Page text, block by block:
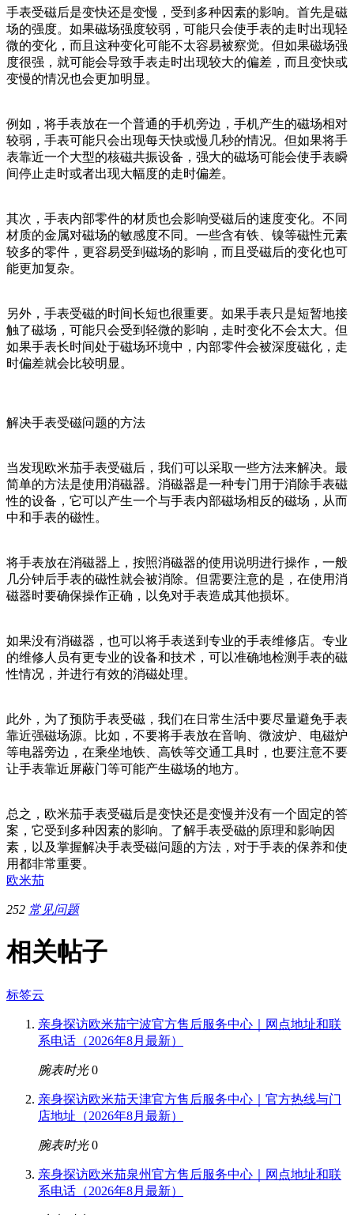
手表受磁后是变快还是变慢，受到多种因素的影响。首先是磁
场的强度。如果磁场强度较弱，可能只会使手表的走时出现轻
微的变化，而且这种变化可能不太容易被察觉。但如果磁场强
度很强，就可能会导致手表走时出现较大的偏差，而且变快或
变慢的情况也会更加明显。
例如，将手表放在一个普通的手机旁边，手机产生的磁场相对
较弱，手表可能只会出现每天快或慢几秒的情况。但如果将手
表靠近一个大型的核磁共振设备，强大的磁场可能会使手表瞬
间停止走时或者出现大幅度的走时偏差。
其次，手表内部零件的材质也会影响受磁后的速度变化。不同
材质的金属对磁场的敏感度不同。一些含有铁、镍等磁性元素
较多的零件，更容易受到磁场的影响，而且受磁后的变化也可
能更加复杂。
另外，手表受磁的时间长短也很重要。如果手表只是短暂地接
触了磁场，可能只会受到轻微的影响，走时变化不会太大。但
如果手表长时间处于磁场环境中，内部零件会被深度磁化，走
时偏差就会比较明显。
解决手表受磁问题的方法
当发现欧米茄手表受磁后，我们可以采取一些方法来解决。最
简单的方法是使用消磁器。消磁器是一种专门用于消除手表磁
性的设备，它可以产生一个与手表内部磁场相反的磁场，从而
中和手表的磁性。
将手表放在消磁器上，按照消磁器的使用说明进行操作，一般
几分钟后手表的磁性就会被消除。但需要注意的是，在使用消
磁器时要确保操作正确，以免对手表造成其他损坏。
如果没有消磁器，也可以将手表送到专业的手表维修店。专业
的维修人员有更专业的设备和技术，可以准确地检测手表的磁
性情况，并进行有效的消磁处理。
此外，为了预防手表受磁，我们在日常生活中要尽量避免手表
靠近强磁场源。比如，不要将手表放在音响、微波炉、电磁炉
等电器旁边，在乘坐地铁、高铁等交通工具时，也要注意不要
让手表靠近屏蔽门等可能产生磁场的地方。
总之，欧米茄手表受磁后是变快还是变慢并没有一个固定的答
案，它受到多种因素的影响。了解手表受磁的原理和影响因
素，以及掌握解决手表受磁问题的方法，对于手表的保养和使
用都非常重要。
欧米茄
252 常见问题
相关帖子
标签云
亲身探访欧米茄宁波官方售后服务中心｜网点地址和联
系电话（2026年8月最新）
腕表时光 0
亲身探访欧米茄天津官方售后服务中心｜官方热线与门
店地址（2026年8月最新）
腕表时光 0
亲身探访欧米茄泉州官方售后服务中心｜网点地址和联
系电话（2026年8月最新）